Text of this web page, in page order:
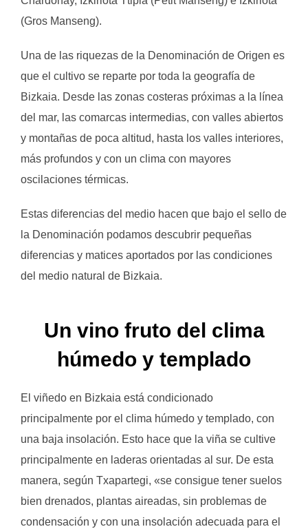
(Gros Manseng).
Una de las riquezas de la Denominación de Origen es
que el cultivo se reparte por toda la geografía de
Bizkaia. Desde las zonas costeras próximas a la línea
del mar, las comarcas intermedias, con valles abiertos
y montañas de poca altitud, hasta los valles interiores,
más profundos y con un clima con mayores
oscilaciones térmicas.
Estas diferencias del medio hacen que bajo el sello de
la Denominación podamos descubrir pequeñas
diferencias y matices aportados por las condiciones
del medio natural de Bizkaia.
Un vino fruto del clima
húmedo y templado
El viñedo en Bizkaia está condicionado
principalmente por el clima húmedo y templado, con
una baja insolación. Esto hace que la viña se cultive
principalmente en laderas orientadas al sur. De esta
manera, según Txapartegi, «se consigue tener suelos
bien drenados, plantas aireadas, sin problemas de
condensación y con una insolación adecuada para el